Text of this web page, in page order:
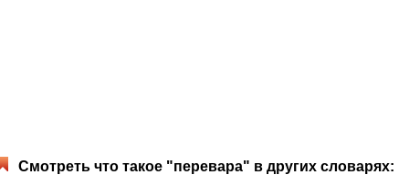
Смотреть что такое "перевара" в других словарях: